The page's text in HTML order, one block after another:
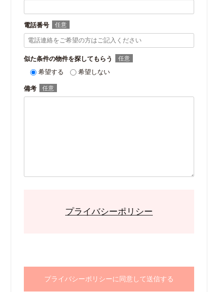
電話番号
似た条件の物件を探してもらう
希望する
希望しない
備考
プライバシーポリシー